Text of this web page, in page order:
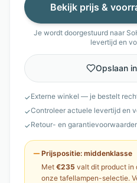
Bekijk prijs &
Je wordt doorgestuurd naar
levertijd en
Opslaan
✓Externe winkel — je bestelt
✓Controleer actuele levertijd en
✓Retour- en
Prijspositie: middenklasse
Met €235 valt dit product in
onze tafellampen-selectie.